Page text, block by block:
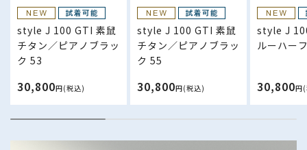
style J 100 GTI 素鼠
チタン／ピアノブラッ
ク 53
30,800円(税込)
style J 100 GTI 素鼠
チタン／ピアノブラッ
ク 55
30,800円(税込)
style J
ルーハー
30,800円